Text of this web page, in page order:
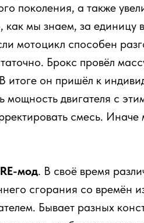
поколения, а также
мы знаем, за единицу
мотоцикл способен
Брокс провёл
итоге он пришёл к
мощность двигателя с
смесь.
мод. В своё время
сгорания со времён
Бывает разных